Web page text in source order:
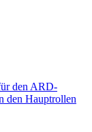
den ARD-
den Hauptrollen